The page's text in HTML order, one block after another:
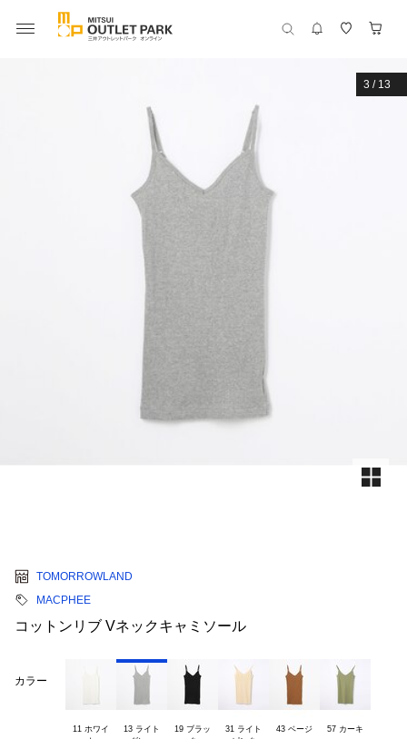
3 / 13
TOMORROWLAND
MACPHEE
コットンリブ Vネックキャミソール
カラー
11 ホワイ
13 ライト
19 ブラッ
31 ライト
43 ベージ
57 カーキ